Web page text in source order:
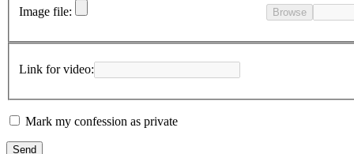
Image file: Browse
Link for video:
Mark my confession as private